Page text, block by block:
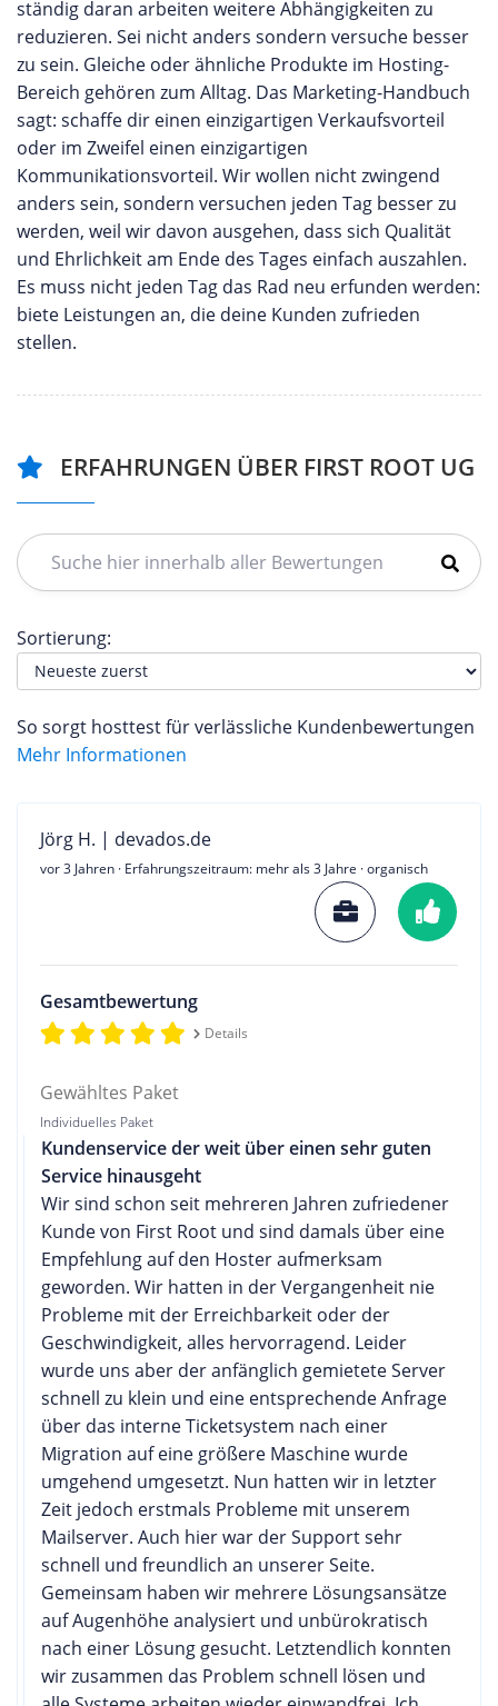
ständig daran arbeiten weitere Abhängigkeiten zu
reduzieren. Sei nicht anders sondern versuche besser
zu sein. Gleiche oder ähnliche Produkte im Hosting-
Bereich gehören zum Alltag. Das Marketing-Handbuch
sagt: schaffe dir einen einzigartigen Verkaufsvorteil
oder im Zweifel einen einzigartigen
Kommunikationsvorteil. Wir wollen nicht zwingend
anders sein, sondern versuchen jeden Tag besser zu
werden, weil wir davon ausgehen, dass sich Qualität
und Ehrlichkeit am Ende des Tages einfach auszahlen.
Es muss nicht jeden Tag das Rad neu erfunden werden:
biete Leistungen an, die deine Kunden zufrieden
stellen.
ERFAHRUNGEN ÜBER FIRST ROOT UG
Sortierung:
So sorgt hosttest für verlässliche Kundenbewertungen
Mehr Informationen
Jörg H. | devados.de
vor 3 Jahren · Erfahrungszeitraum: mehr als 3 Jahre · organisch
Gesamtbewertung
Details
Gewähltes Paket
Individuelles Paket
Kundenservice der weit über einen sehr guten
Service hinausgeht
Wir sind schon seit mehreren Jahren zufriedener
Kunde von First Root und sind damals über eine
Empfehlung auf den Hoster aufmerksam
geworden. Wir hatten in der Vergangenheit nie
Probleme mit der Erreichbarkeit oder der
Geschwindigkeit, alles hervorragend. Leider
wurde uns aber der anfänglich gemietete Server
schnell zu klein und eine entsprechende Anfrage
über das interne Ticketsystem nach einer
Migration auf eine größere Maschine wurde
umgehend umgesetzt. Nun hatten wir in letzter
Zeit jedoch erstmals Probleme mit unserem
Mailserver. Auch hier war der Support sehr
schnell und freundlich an unserer Seite.
Gemeinsam haben wir mehrere Lösungsansätze
auf Augenhöhe analysiert und unbürokratisch
nach einer Lösung gesucht. Letztendlich konnten
wir zusammen das Problem schnell lösen und